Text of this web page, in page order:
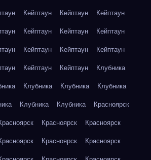
Кейптаун Кейптаун
Кейптаун
Кейптаун Кейптаун
Кейптаун
Кейптаун Кейптаун
Кейптаун
Кейптаун Кейптаун
Клубника
Клубника Клубника
Клубника
Клубника Клубника
Красноярск
Красноярск
Красноярск
Красноярск
Красноярск